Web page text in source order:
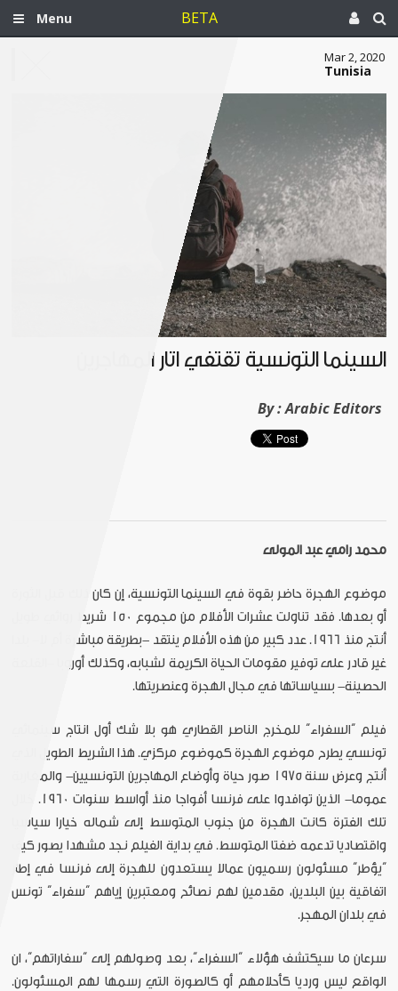
Menu BETA
Mar 2, 2020
Tunisia
السينما التونسية تقتفي آثار المهاجرين
By :Arabic Editors
محمد رامي عبد المولى
موضوع الهجرة حاضر بقوة في السينما التونسية، إن كان ذلك قبل الثورة
أو بعدها. فقد تناولت عشرات الأفلام من مجموع 150 شريط روائي طويل
أنتج منذ 1966. عدد كبير من هذه الأفلام ينتقد -بطريقة مباشرة أم لا- بلدا
غير قادر على توفير مقومات الحياة الكريمة لشبابه، وكذلك أوروبا -القلعة
الحصينة- بسياساتها في مجال الهجرة وعنصريتها.
فيلم “السفراء” للمخرج الناصر القطاري هو بلا شك أول انتاج سينمائي
تونسي يطرح موضوع الهجرة كموضوع مركزي. هذا الشريط الطويل الذي
أنتج وعرض سنة 1975 صور حياة وأوضاع المهاجرين التونسيين- والمغاربة
عموما- الذين توافدوا على فرنسا أفواجا منذ أواسط سنوات 1960. خلال
تلك الفترة كانت الهجرة من جنوب المتوسط إلى شماله خيارا سياسيا
واقتصاديا تدعمه ضفتا المتوسط. في بداية الفيلم نجد مشهدا يصور كيف
“يؤطر” مسئولون رسميون عمالا يستعدون للهجرة إلى فرنسا في إطار
اتفاقية بين البلدين، مقدمين لهم نصائح ومعتبرين إياهم “سفراء” تونس
في بلدان المهجر.
سرعان ما سيكتشف هؤلاء “السفراء”، بعد وصولهم إلى “سفاراتهم”، ان
الواقع ليس ورديا كأحلامهم أو كالصورة التي رسمها لهم المسئولون.